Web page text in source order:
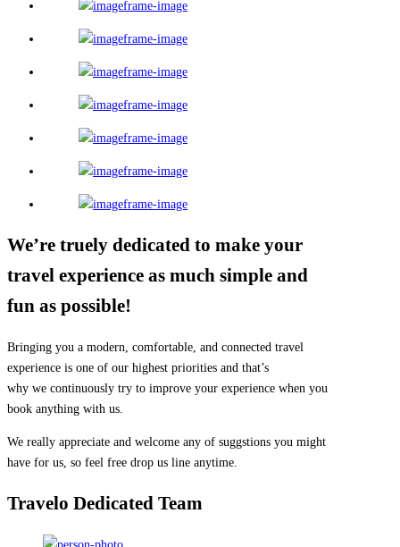
We’re truely dedicated to make your
travel experience as much simple and
fun as possible!
Bringing you a modern, comfortable, and connected travel
experience is one of our highest priorities and that’s
why we continuously try to improve your experience when you
book anything with us.
We really appreciate and welcome any of suggstions you might
have for us, so feel free drop us line anytime.
Travelo Dedicated Team